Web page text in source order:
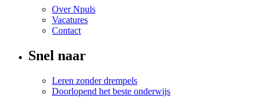
Over Npuls
Vacatures
Contact
Snel naar
Leren zonder drempels
Doorlopend het beste onderwijs